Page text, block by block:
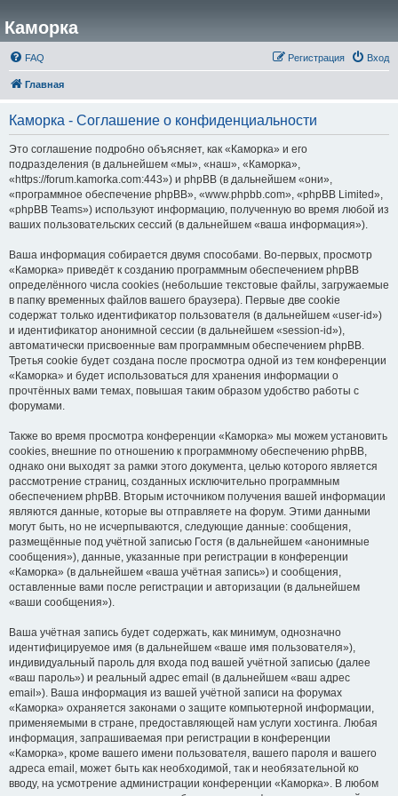
Каморка
FAQ Вход
Регистрация
Главная
Каморка - Соглашение о конфиденциальности
Это соглашение подробно объясняет, как «Каморка» и его
подразделения (в дальнейшем «мы», «наш», «Каморка»,
«https://forum.kamorka.com:443») и phpBB (в дальнейшем «они»,
«программное обеспечение phpBB», «www.phpbb.com», «phpBB Limited»,
«phpBB Teams») используют информацию, полученную во время любой из
ваших пользовательских сессий (в дальнейшем «ваша информация»).
Ваша информация собирается двумя способами. Во-первых, просмотр
«Каморка» приведёт к созданию программным обеспечением phpBB
определённого числа cookies (небольшие текстовые файлы, загружаемые
в папку временных файлов вашего браузера). Первые две cookie
содержат только идентификатор пользователя (в дальнейшем «user-id»)
и идентификатор анонимной сессии (в дальнейшем «session-id»),
автоматически присвоенные вам программным обеспечением phpBB.
Третья cookie будет создана после просмотра одной из тем конференции
«Каморка» и будет использоваться для хранения информации о
прочтённых вами темах, повышая таким образом удобство работы с
форумами.
Также во время просмотра конференции «Каморка» мы можем установить
cookies, внешние по отношению к программному обеспечению phpBB,
однако они выходят за рамки этого документа, целью которого является
рассмотрение страниц, созданных исключительно программным
обеспечением phpBB. Вторым источником получения вашей информации
являются данные, которые вы отправляете на форум. Этими данными
могут быть, но не исчерпываются, следующие данные: сообщения,
размещённые под учётной записью Гостя (в дальнейшем «анонимные
сообщения»), данные, указанные при регистрации в конференции
«Каморка» (в дальнейшем «ваша учётная запись») и сообщения,
оставленные вами после регистрации и авторизации (в дальнейшем
«ваши сообщения»).
Ваша учётная запись будет содержать, как минимум, однозначно
идентифицируемое имя (в дальнейшем «ваше имя пользователя»),
индивидуальный пароль для входа под вашей учётной записью (далее
«ваш пароль») и реальный адрес email (в дальнейшем «ваш адрес
email»). Ваша информация из вашей учётной записи на форумах
«Каморка» охраняется законами о защите компьютерной информации,
применяемыми в стране, предоставляющей нам услуги хостинга. Любая
информация, запрашиваемая при регистрации в конференции
«Каморка», кроме вашего имени пользователя, вашего пароля и вашего
адреса email, может быть как необходимой, так и необязательной ко
вводу, на усмотрение администрации конференции «Каморка». В любом